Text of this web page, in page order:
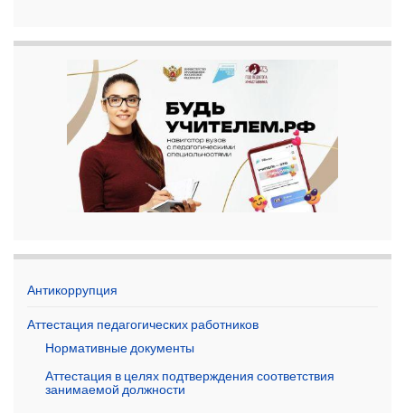
Антикоррупция
Аттестация педагогических работников
Нормативные документы
Аттестация в целях подтверждения соответствия
занимаемой должности